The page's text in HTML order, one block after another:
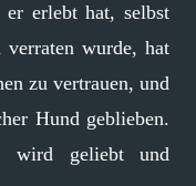
er erlebt hat, selbst
verraten wurde, hat
zu vertrauen, und
Hund geblieben.
wird geliebt und